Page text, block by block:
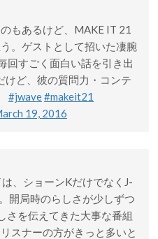
もあるけど、MAKE IT 21
。ゲストとして招いた凄腕
回すごく面白い話を引き出
けど、彼の質問力・コンテ
#jwave#makeit21
19, 2016
、ショーンKだけでなくJ-
開局時のらしさが少しずつ
さを伝えてきた大事な番組
スナーの方がきっと多いと